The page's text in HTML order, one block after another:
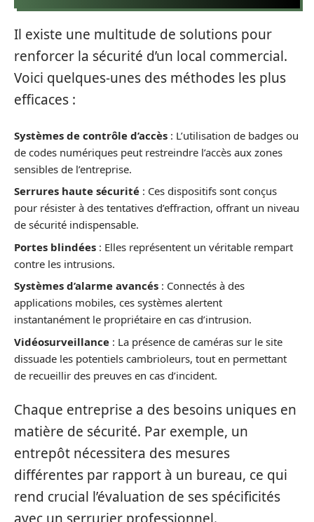
Il existe une multitude de solutions pour
renforcer la sécurité d’un local commercial.
Voici quelques-unes des méthodes les plus
efficaces :
Systèmes de contrôle d’accès : L’utilisation de badges ou
de codes numériques peut restreindre l’accès aux zones
sensibles de l’entreprise.
Serrures haute sécurité : Ces dispositifs sont conçus
pour résister à des tentatives d’effraction, offrant un niveau
de sécurité indispensable.
Portes blindées : Elles représentent un véritable rempart
contre les intrusions.
Systèmes d’alarme avancés : Connectés à des
applications mobiles, ces systèmes alertent
instantanément le propriétaire en cas d’intrusion.
Vidéosurveillance : La présence de caméras sur le site
dissuade les potentiels cambrioleurs, tout en permettant
de recueillir des preuves en cas d’incident.
Chaque entreprise a des besoins uniques en
matière de sécurité. Par exemple, un
entrepôt nécessitera des mesures
différentes par rapport à un bureau, ce qui
rend crucial l’évaluation de ses spécificités